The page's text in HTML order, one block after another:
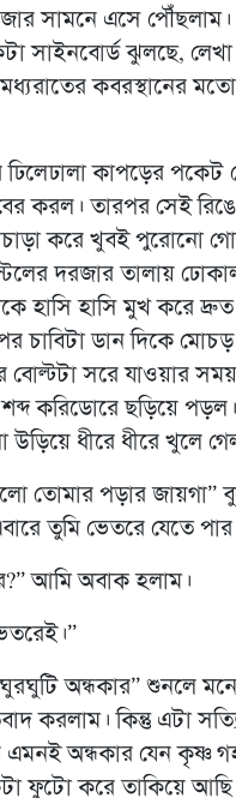
সামনে এসে পৌঁছলাম।
সাইনবোর্ড ঝুলছে, লেখা
কবরস্থানের
কাপড়ের পকেট
করল। তারপর সেই
করে খুবই পুরোনো
দরজার তালায়
হাসি হাসি মুখ করে
চাবিটা ডান দিকে মোচড়
বোল্টটা সরে যাওয়ার
শব্দ করিডোরে ছড়িয়ে
উড়িয়ে ধীরে ধীরে খুলে
তোমার পড়ার জায়গা”
তুমি ভেতরে যেতে
আমি অবাক হলাম।
ঘুরঘুটি অন্ধকার” শুনলে
করলাম। কিন্তু এটা
এমনই অন্ধকার যেন কৃষ্ণ
ফুটো করে তাকিয়ে